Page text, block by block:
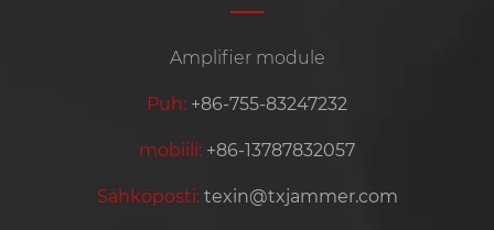
Amplifier module
Puh: +86-755-83247232
mobiili: +86-13787832057
Sähköposti: texin@txjammer.com